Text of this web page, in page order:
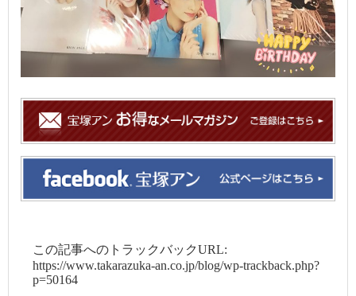
この記事へのトラックバックURL:
https://www.takarazuka-an.co.jp/blog/wp-trackback.php?
p=50164